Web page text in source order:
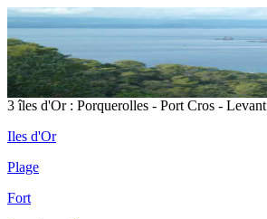
3 îles d'Or : Porquerolles - Port Cros - Levant
Iles d'Or
Plage
Fort